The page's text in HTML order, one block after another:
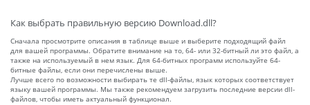
Как выбрать правильную версию Download.dll?
Сначала просмотрите описания в таблице выше и выберите подходящий файл
для вашей программы. Обратите внимание на то, 64- или 32-битный ли это файл, а
также на используемый в нем язык. Для 64-битных программ используйте 64-
битные файлы, если они перечислены выше.
Лучше всего по возможности выбирать те dll-файлы, язык которых соответствует
языку вашей программы. Мы также рекомендуем загрузить последние версии dll-
файлов, чтобы иметь актуальный функционал.